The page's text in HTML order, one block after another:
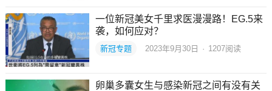
一位新冠美女千里求医漫漫路！EG.5来
袭，如何应对？
新冠专题 2023年9月30日 · 1207阅读
卵巢多囊女生与感染新冠之间有没有关